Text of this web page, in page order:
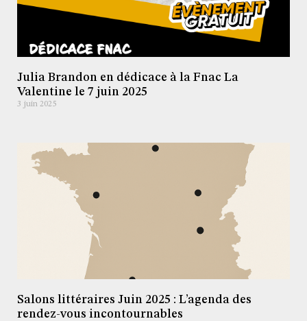
Julia Brandon en dédicace à la Fnac La
Valentine le 7 juin 2025
3 juin 2025
Salons littéraires Juin 2025 : L’agenda des
rendez-vous incontournables